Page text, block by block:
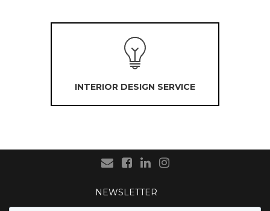
INTERIOR DESIGN SERVICE
NEWSLETTER